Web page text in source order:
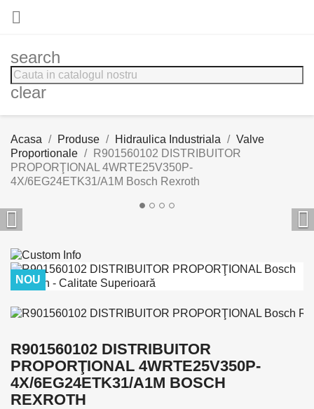

search
clear
Acasa Produse Hidraulica Industriala
Valve
Proportionale
R901560102 DISTRIBUITOR
PROPORŢIONAL 4WRTE25V350P-
4X/6EG24ETK31/A1M Bosch Rexroth
 
NOU
R901560102 DISTRIBUITOR
PROPORŢIONAL 4WRTE25V350P-
4X/6EG24ETK31/A1M BOSCH
REXROTH